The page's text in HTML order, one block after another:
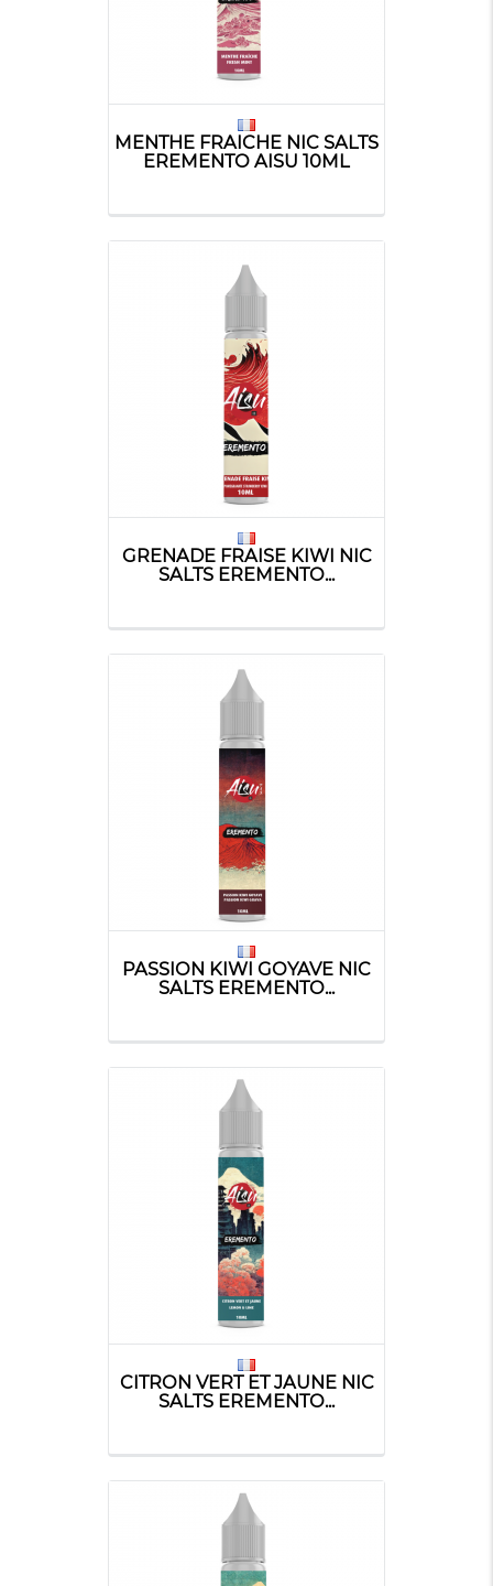
MENTHE FRAICHE NIC SALTS
EREMENTO AISU 10ML
GRENADE FRAISE KIWI NIC
SALTS EREMENTO...
PASSION KIWI GOYAVE NIC
SALTS EREMENTO...
CITRON VERT ET JAUNE NIC
SALTS EREMENTO...